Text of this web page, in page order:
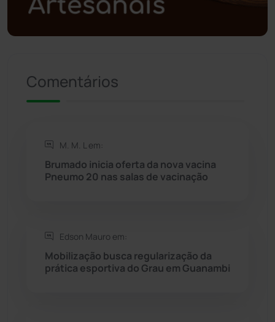
Política
Riacho de Santana
Rio do Antônio
Rio do Pires
Seabra
Comentários
M. M. L em:
Brumado inicia oferta da nova vacina
Pneumo 20 nas salas de vacinação
Edson Mauro em:
Mobilização busca regularização da
prática esportiva do Grau em Guanambi